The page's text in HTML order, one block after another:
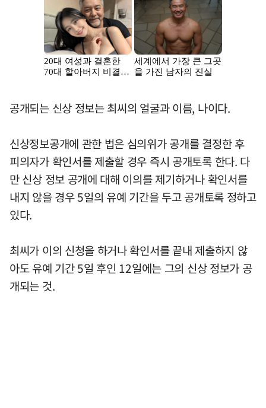
공개되는 신상 정보는 최씨의 얼굴과 이름, 나이다.
신상정보공개에 관한 법은 심의위가 공개를 결정한 후
피의자가 확인서를 제출할 경우 즉시 공개토록 한다. 다
만 신상 정보 공개에 대해 이의를 제기하거나 확인서를
내지 않을 경우 5일의 유예 기간을 두고 공개토록 정하고
있다.
최씨가 이의 신청을 하거나 확인서를 끝내 제출하지 않
아도 유예 기간 5일 후인 12일에는 그의 신상 정보가 공
개되는 것.